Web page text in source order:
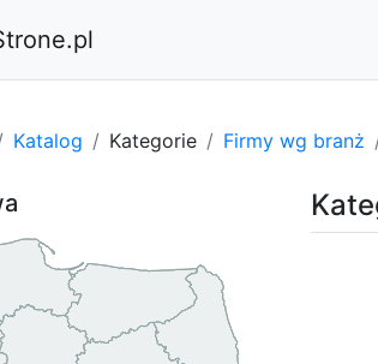
Katalog Kategorie Firmy wg branż